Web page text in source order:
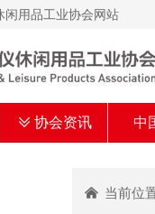
闲用品工业协会网站
ꅂ 协会资讯 中
낀 当前位